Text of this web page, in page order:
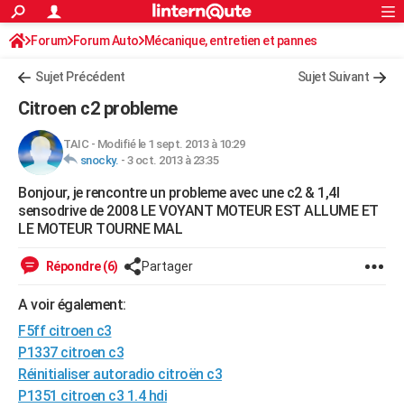
ACTUALITÉS
Politique
Société
Faits Divers
Education
Monde
Villes
+
FINANCE
Retraite
Impôts
Epargne
Immobilier
Risques naturels par ville
Banque
Assurance
Crédit
AUTO
Essais
Réserver un essai
Citadines
Berlines
SUV
Forum auto
+HIGH-TECH
Mobiles
Meilleur smartphone
Internet
Ordinateurs
Jeux vidéo
Guide high-tech
+
Forum
Aménagement intérieur
Extérieur
Cuisine
Salle de bains
Jardinage
Rangement
WEEK-END
Guides de France
Escapades
Patrimoine
Expositions
Musées
Week-end nature
+LIFESTYLE
Art de vivre
Bien-être
Loisirs
Mode
Modes de vie
SANTE
Alimentation
Guide de la santé
Maladies
Médicaments
Sommeil
VOYAGE
Rechercher
S'inscrire
Connexion
Forum Forum Auto Mécanique, entretien et pannes
Sujet Précédent Sujet Suivant
Citroen c2 probleme
TAIC - Modifié le 1 sept. 2013 à 10:29
snocky. - 3 oct. 2013 à 23:35
Bonjour, je rencontre un probleme avec une c2 & 1,4I
sensodrive de 2008 LE VOYANT MOTEUR EST ALLUME ET
LE MOTEUR TOURNE MAL
Répondre (6) Partager
A voir également:
F5ff citroen c3
P1337 citroen c3
Réinitialiser autoradio citroën c3
P1351 citroen c3 1.4 hdi